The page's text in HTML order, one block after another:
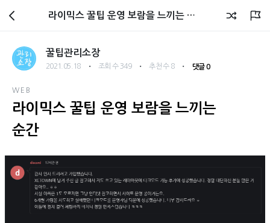
관리소장 블로그 라이믹스 꿀팁 운영 보람을 느끼는 순간
꿀팁관리소장
2021.05.18 ・ 조회 수 349 ・ 추천 수 8 ・ 댓글 0
WEB
라이믹스 꿀팁 운영 보람을 느끼는
순간